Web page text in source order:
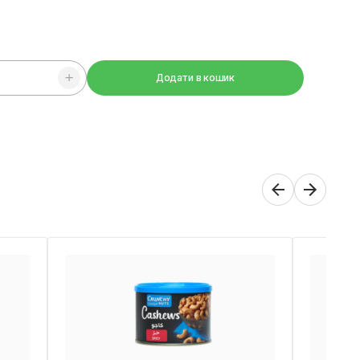
Додати в кошик